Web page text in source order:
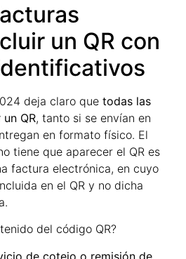
un QR con
deja claro que todas las
QR, tanto si se envían en
en formato físico. El
tiene que aparecer el QR es
factura electrónica, en cuyo
en el QR y no dicha
del código QR?
de cotejo o remisión de